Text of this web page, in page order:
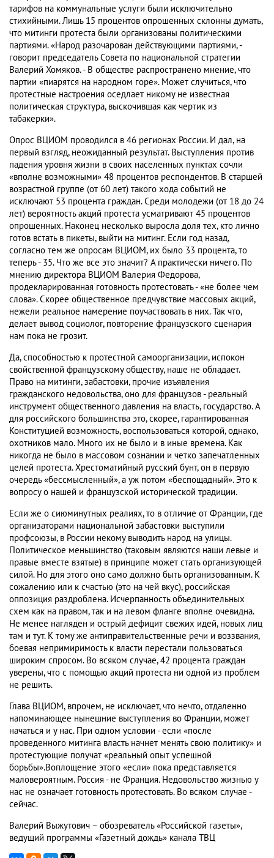
тарифов на коммунальные услуги были исключительно
стихийными. Лишь 15 процентов опрошенных склонны думать,
что митинги протеста были организованы политическими
партиями. «Народ разочарован действующими партиями, -
говорит председатель Совета по национальной стратегии
Валерий Хомяков. - В обществе распространено мнение, что
партии «пиарятся на народном горе». Может случиться, что
протестные настроения оседлает никому не известная
политическая структура, выскочившая как чертик из
табакерки».
Опрос ВЦИОМ проводился в 46 регионах России. И дал, на
первый взгляд, неожиданный результат. Выступления против
падения уровня жизни в своих населенных пунктах сочли
«вполне возможными» 48 процентов респондентов. В старшей
возрастной группе (от 60 лет) такого хода событий не
исключают 53 процента граждан. Среди молодежи (от 18 до 24
лет) вероятность акций протеста усматривают 45 процентов
опрошенных. Наконец несколько выросла доля тех, кто лично
готов встать в пикеты, выйти на митинг. Если год назад,
согласно тем же опросам ВЦИОМ, их было 33 процента, то
теперь - 35. Что же все это значит? А практически ничего. По
мнению директора ВЦИОМ Валерия Федорова,
продекларированная готовность протестовать - «не более чем
слова». Скорее общественное предчувствие массовых акций,
нежели реальное намерение поучаствовать в них. Так что,
делает вывод социолог, повторение французского сценария
нам пока не грозит.
Да, способностью к протестной самоорганизации, испокон
свойственной французскому обществу, наше не обладает.
Право на митинги, забастовки, прочие изъявления
гражданского недовольства, оно для французов - реальный
инструмент общественного давления на власть, государство. А
для российского большинства это, скорее, гарантированная
Конституцией возможность, воспользоваться которой, однако,
охотников мало. Много их не было и в иные времена. Как
никогда не было в массовом сознании и четко запечатленных
целей протеста. Хрестоматийный русский бунт, он в первую
очередь «бессмысленный», а уж потом «беспощадный». Это к
вопросу о нашей и французской исторической традиции.
Если же о сиюминутных реалиях, то в отличие от Франции, где
организаторами национальной забастовки выступили
профсоюзы, в России некому выводить народ на улицы.
Политическое меньшинство (таковым являются наши левые и
правые вместе взятые) в принципе может стать организующей
силой. Но для этого оно само должно быть организованным. К
сожалению или к счастью (это на чей вкус), российская
оппозиция раздроблена. Исчерпанность объединительных
схем как на правом, так и на левом фланге вполне очевидна.
Не менее нагляден и острый дефицит свежих идей, новых лиц
там и тут. К тому же антиправительственные речи и воззвания,
боевая непримиримость к власти перестали пользоваться
широким спросом. Во всяком случае, 42 процента граждан
уверены, что с помощью акций протеста ни одной из проблем
не решить.
Глава ВЦИОМ, впрочем, не исключает, что нечто, отдаленно
напоминающее нынешние выступления во Франции, может
начаться и у нас. При одном условии - если «после
проведенного митинга власть начнет менять свою политику» и
протестующие получат «реальный опыт успешной
борьбы».Воплощение этого «если» пока представляется
маловероятным. Россия - не Франция. Недовольство жизнью у
нас не означает готовность протестовать. Во всяком случае -
сейчас.
Валерий Выжутович – обозреватель «Российской газеты»,
ведущий программы «Газетный дождь» канала ТВЦ